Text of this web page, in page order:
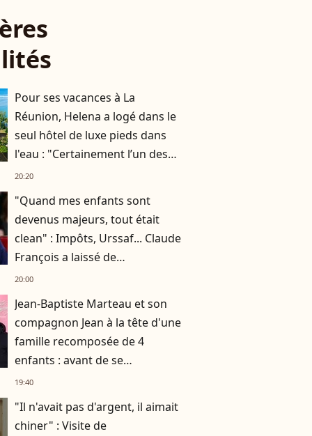
Pour ses vacances à La
Réunion, Helena a logé dans le
seul hôtel de luxe pieds dans
l'eau : "Certainement l’un des
plus beaux hôtels où j’ai
20:20
"Quand mes enfants sont
devenus majeurs, tout était
clean" : Impôts, Urssaf... Claude
François a laissé de
nombreuses dettes, la mère de
20:00
Jean-Baptiste Marteau et son
compagnon Jean à la tête d'une
famille recomposée de 4
enfants : avant de se
fréquenter, les deux papas se
19:40
"Il n'avait pas d'argent, il aimait
chiner" : Visite de